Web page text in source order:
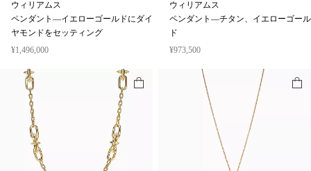
ウィリアムス
ペンダント—イエローゴールドにダイ
ヤモンドをセッティング
¥1,496,000
ウィリアムス
ペンダント—チタン、イエローゴール
ド
¥973,500